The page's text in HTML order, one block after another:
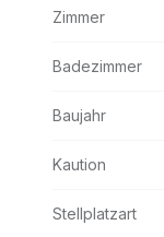
Zimmer
Badezimmer
Baujahr
Kaution
Stellplatzart